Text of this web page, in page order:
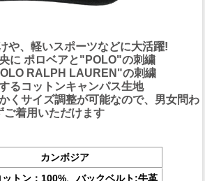
や、軽いスポーツなどに大活躍!
に ポロベアと"POLO"の刺繍
RALPH LAUREN"の刺繍
るコットンキャンパス生地
くサイズ調整が可能なので、男女問わ
ご着用いただけます
カンボジア
トン：100%、バックベルト:牛革